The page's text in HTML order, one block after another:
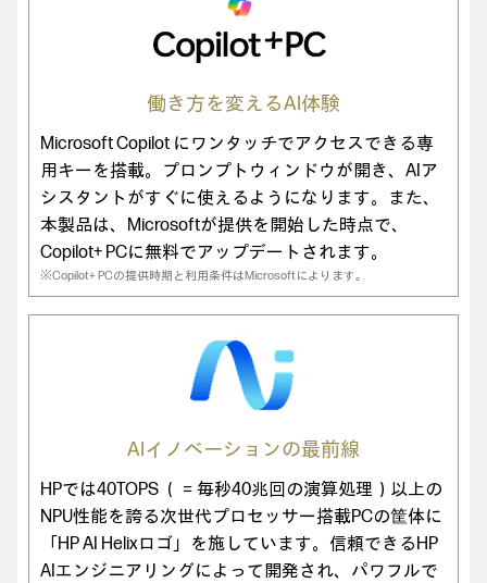
働き方を変えるAI体験
Microsoft Copilot にワンタッチでアクセスできる専
用キーを搭載。プロンプトウィンドウが開き、AIア
シスタントがすぐに使えるようになります。また、
本製品は、Microsoftが提供を開始した時点で、
Copilot+ PCに無料でアップデートされます。
※Copilot+ PCの提供時期と利用条件はMicrosoftによります。
AIイノベーションの最前線
HPでは40TOPS （＝毎秒40兆回の演算処理）以上の
NPU性能を誇る次世代プロセッサー搭載PCの筐体に
「HP AI Helixロゴ」を施しています。信頼できるHP
AIエンジニアリングによって開発され、パワフルで